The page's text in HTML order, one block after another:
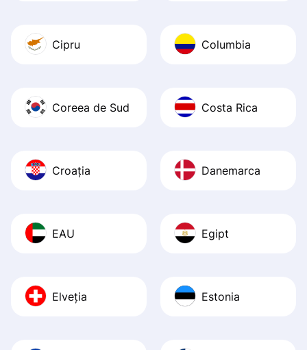
Cipru Columbia
Coreea de Sud Costa Rica
Croația Danemarca
EAU Egipt
Elveția Estonia